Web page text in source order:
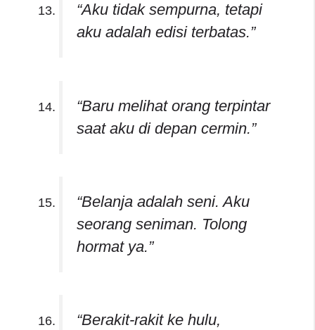
“Aku tidak sempurna, tetapi
aku adalah edisi terbatas.”
“Baru melihat orang terpintar
saat aku di depan cermin.”
“Belanja adalah seni. Aku
seorang seniman. Tolong
hormat ya.”
“Berakit-rakit ke hulu,